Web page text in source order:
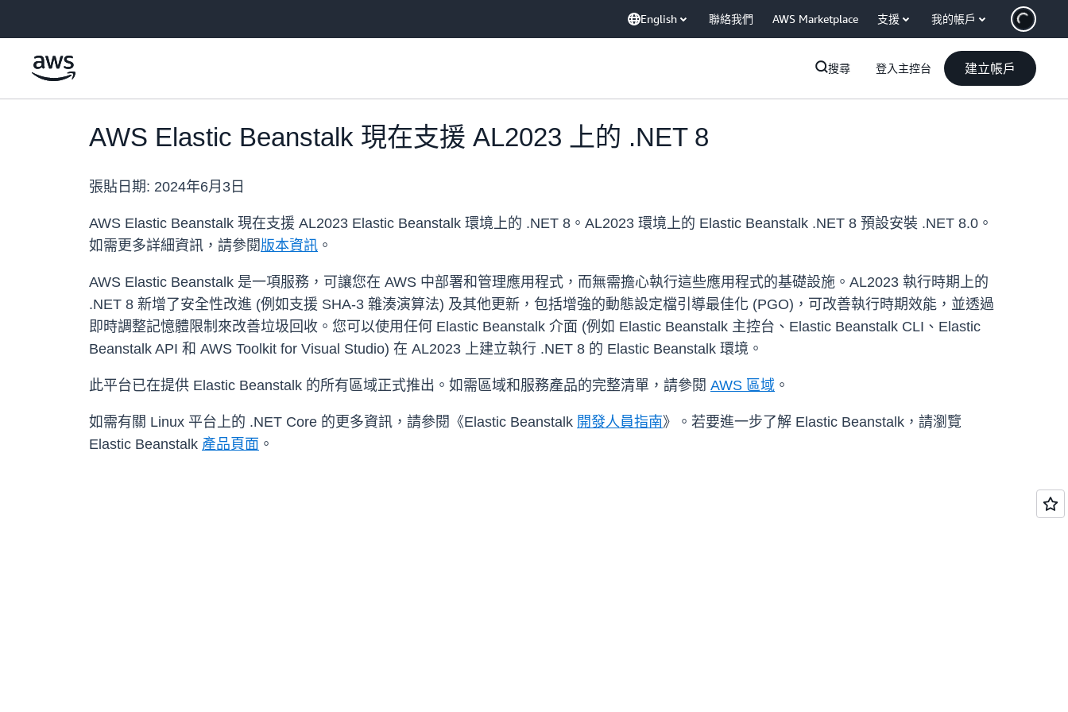
English 聯絡我們 AWS Marketplace 支援 我的帳戶
搜尋 登入主控台 建立帳戶
AWS Elastic Beanstalk 現在支援 AL2023 上的 .NET 8
張貼日期: 2024年6月3日
AWS Elastic Beanstalk 現在支援 AL2023 Elastic Beanstalk 環境上的 .NET 8。AL2023 環境上的 Elastic Beanstalk .NET 8 預設安裝 .NET 8.0。
如需更多詳細資訊，請參閱版本資訊 。
AWS Elastic Beanstalk 是一項服務，可讓您在 AWS 中部署和管理應用程式，而無需擔心執行這些應用程式的基礎設施。AL2023 執行時期上的
.NET 8 新增了安全性改進 (例如支援 SHA-3 雜湊演算法) 及其他更新，包括增強的動態設定檔引導最佳化 (PGO)，可改善執行時期效能，並透過
即時調整記憶體限制來改善垃圾回收。您可以使用任何 Elastic Beanstalk 介面 (例如 Elastic Beanstalk 主控台、Elastic Beanstalk CLI、Elastic
Beanstalk API 和 AWS Toolkit for Visual Studio) 在 AL2023 上建立執行 .NET 8 的 Elastic Beanstalk 環境。
此平台已在提供 Elastic Beanstalk 的所有區域正式推出。如需區域和服務產品的完整清單，請參閱 AWS 區域 。
如需有關 Linux 平台上的 .NET Core 的更多資訊，請參閱《Elastic Beanstalk 開發人員指南》。若要進一步了解 Elastic Beanstalk，請瀏覽
Elastic Beanstalk 產品頁面 。